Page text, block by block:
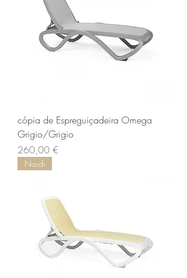
cópia de Espreguiçadeira Omega
Grigio/Grigio
Preço
260,00 €
Nardi